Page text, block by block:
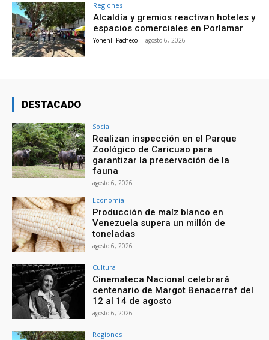
Regiones
Alcaldía y gremios reactivan hoteles y
espacios comerciales en Porlamar
Yohenli Pacheco - agosto 6, 2026
DESTACADO
Social
Realizan inspección en el Parque
Zoológico de Caricuao para
garantizar la preservación de la
fauna
agosto 6, 2026
Economía
Producción de maíz blanco en
Venezuela supera un millón de
toneladas
agosto 6, 2026
Cultura
Cinemateca Nacional celebrará
centenario de Margot Benacerraf del
12 al 14 de agosto
agosto 6, 2026
Regiones